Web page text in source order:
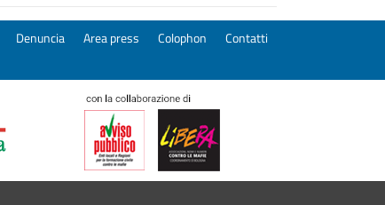
Denuncia Area press Colophon Contatti